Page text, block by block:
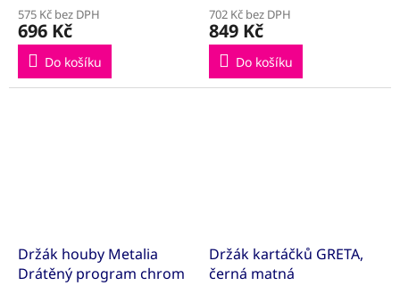
575 Kč bez DPH
696 Kč
Do košíku
702 Kč bez DPH
849 Kč
Do košíku
Držák houby Metalia
Drátěný program chrom
Držák kartáčků GRETA,
černá matná